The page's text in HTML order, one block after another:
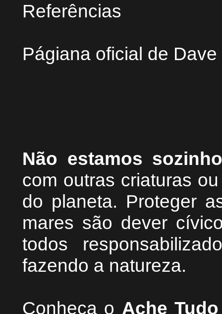
Referências
Págiana oficial de
Não estamos
com outras criaturas
do planeta. Proteger
mares são dever
todos
fazendo a natureza.
Conheça o Ache